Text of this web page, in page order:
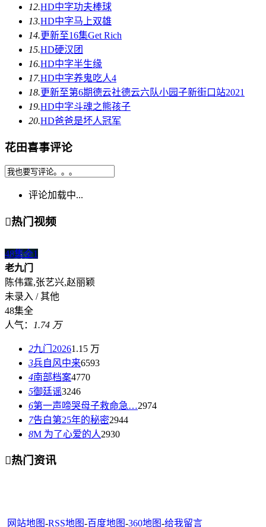
12.HD中字功夫棒球
13.HD中字马上双雄
14.更新至16集Get Rich
15.HD硬汉团
16.HD中字半生缘
17.HD中字养鬼吃人4
18.更新至第6期德云社德云六队小园子新街口站2021
19.HD中字斗魂之熊孩子
20.HD爸爸是坏人冠军
花田喜事评论
评论加载中...
热门视频
48集全1
老九门
陈伟霆,张艺兴,赵丽颖
未录入 / 其他
48集全
人气：
1.74 万
2九门20261.15 万
3兵自风中来6593
4南部档案4770
5御廷谣3246
6第一声啼哭母子救命急…2974
7告白第25年的秘密2944
8M 为了心爱的人2930
热门资讯
网站地图-RSS地图-百度地图-360地图-给我留言